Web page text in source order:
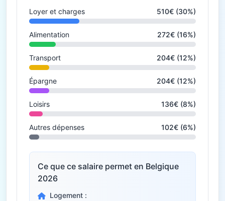
Loyer et charges 510€ (30%)
Alimentation 272€ (16%)
Transport 204€ (12%)
Épargne 204€ (12%)
Loisirs 136€ (8%)
Autres dépenses 102€ (6%)
Ce que ce salaire permet en Belgique
2026
Logement :